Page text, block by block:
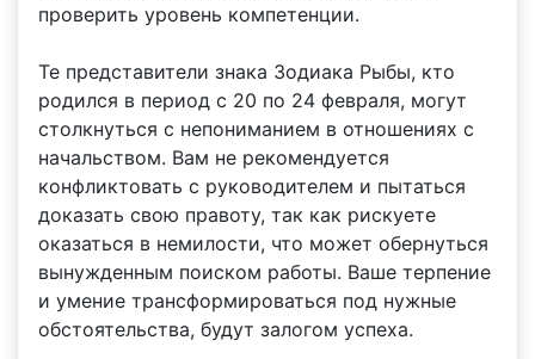
проверить уровень компетенции.
Те представители знака Зодиака Рыбы, кто
родился в период с 20 по 24 февраля, могут
столкнуться с непониманием в отношениях с
начальством. Вам не рекомендуется
конфликтовать с руководителем и пытаться
доказать свою правоту, так как рискуете
оказаться в немилости, что может обернуться
вынужденным поиском работы. Ваше терпение
и умение трансформироваться под нужные
обстоятельства, будут залогом успеха.